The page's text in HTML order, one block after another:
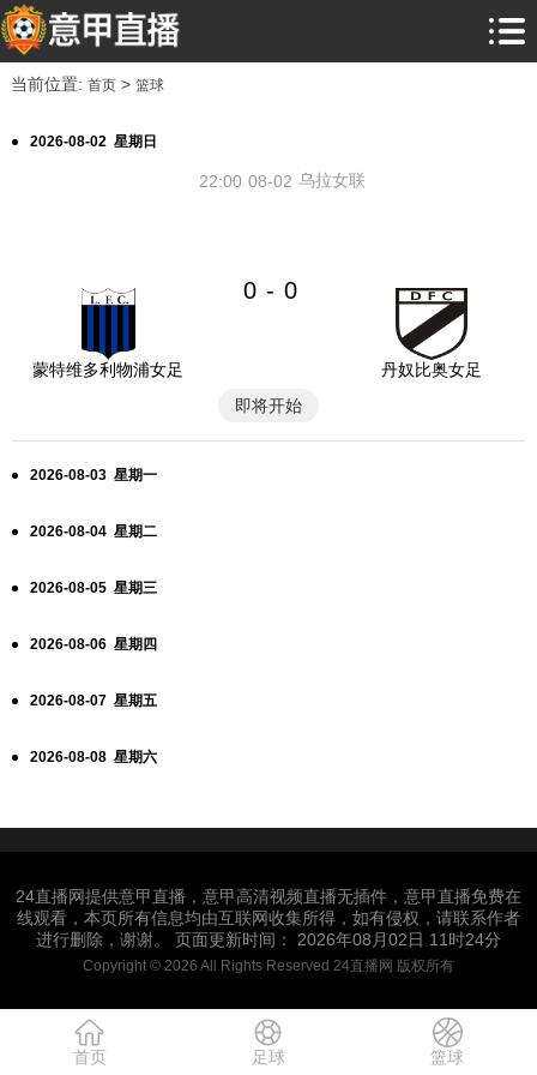
当前位置: 首页> 篮球
2026-08-02 星期日
08-02
22:00 乌拉女联
蒙特维多利物浦女足
0 - 0
丹奴比奥女足
即将开始
2026-08-03 星期一
2026-08-04 星期二
2026-08-05 星期三
2026-08-06 星期四
2026-08-07 星期五
2026-08-08 星期六
24直播网提供意甲直播，意甲高清视频直播无插件，意甲直播免费在
线观看，本页所有信息均由互联网收集所得，如有侵权，请联系作者
进行删除，谢谢。 页面更新时间： 2026年08月02日 11时24分
Copyright © 2026 All Rights Reserved 24直播网 版权所有
首页 足球 篮球